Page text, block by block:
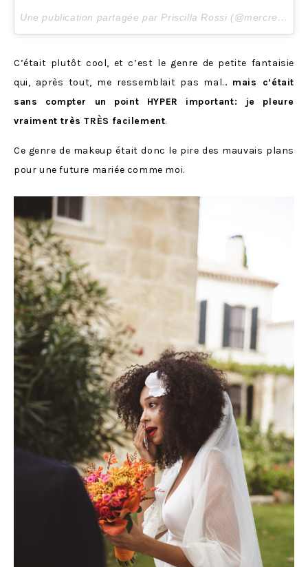
Une publication partagée par Priscilla Rossi (@mercredieblog) le
C’était plutôt cool, et c’est le genre de petite fantaisie
qui, après tout, me ressemblait pas mal… mais c’était
sans compter un point HYPER important: je pleure
vraiment très TRÈS facilement.
Ce genre de makeup était donc le pire des mauvais plans
pour une future mariée comme moi.